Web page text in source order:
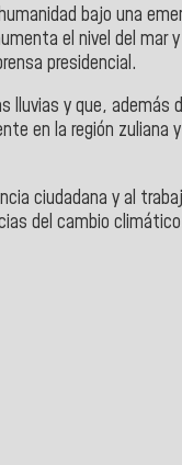
bajo una
el nivel del mar
presidencial.
lluvias y que,
en la región zuliana
ciudadana y al
del cambio